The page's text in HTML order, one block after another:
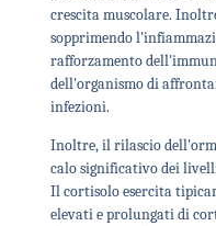
crescita muscolare.
sopprimendo
rafforzamento
dell'organismo di
infezioni.
Inoltre, il rilascio
calo significativo dei
Il cortisolo esercita
elevati e prolungati di